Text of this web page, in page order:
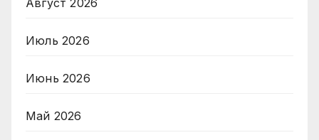
Июль 2026
Июнь 2026
Май 2026